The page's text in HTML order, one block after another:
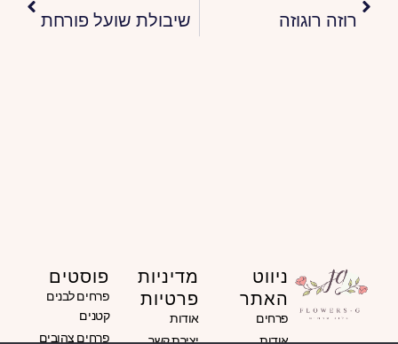
רוזה רוגוזה שיבולת שועל פורחת
ניווט
האתר
פרחים
אודות
מדיניות
פרטיות
אודות
יצירת קשר
פוסטים
פרחים לבנים
קטנים
פרחים צהובים